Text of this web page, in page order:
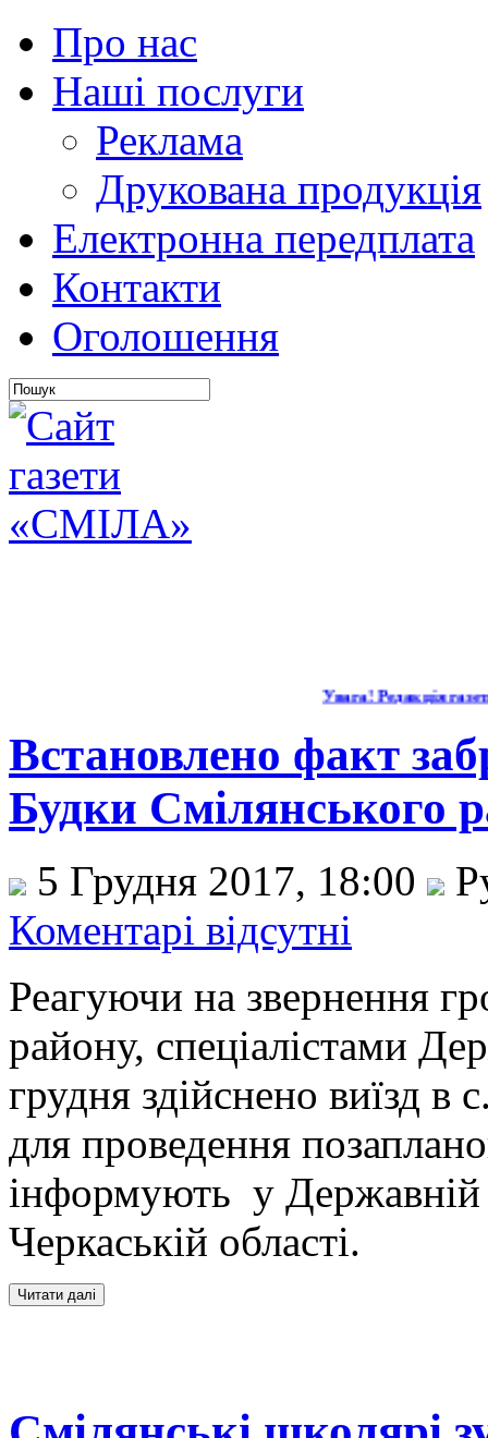
Про нас
Наші послуги
Реклама
Друкована продукція
Електронна передплата
Контакти
Оголошення
Увага! Редакція
Встановлено факт
Будки Смілянського
5 Грудня 2017, 18:00
Коментарі відсутні
Реагуючи на звернення
району, спеціалістами
грудня здійснено виїзд в
для проведення
інформують у Державній
Черкаській області.